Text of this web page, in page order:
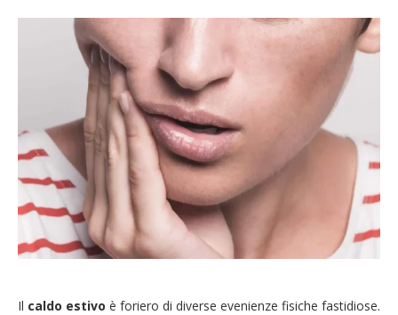
Il caldo estivo è foriero di diverse evenienze fisiche fastidiose.